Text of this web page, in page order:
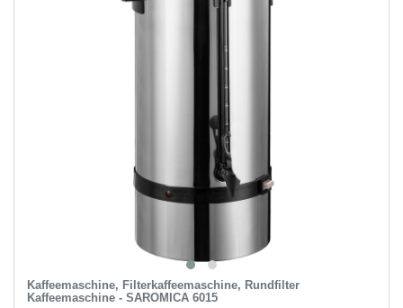
Kaffeemaschine, Filterkaffeemaschine, Rundfilter
Kaffeemaschine - SAROMICA 6015